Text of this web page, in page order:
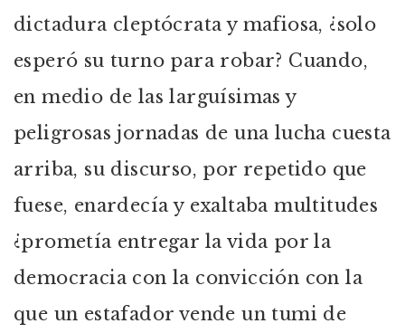
dictadura cleptócrata y mafiosa, ¿solo
esperó su turno para robar? Cuando,
en medio de las larguísimas y
peligrosas jornadas de una lucha cuesta
arriba, su discurso, por repetido que
fuese, enardecía y exaltaba multitudes
¿prometía entregar la vida por la
democracia con la convicción con la
que un estafador vende un tumi de